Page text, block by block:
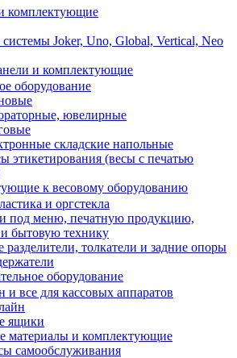
комплектующие
Joker, Uno, Global, Vertical, Neo
и комплектующие
оборудование
ювелирные
складские напольные
этикетирования (весы с печатью
к весовому оборудованию
и оргстекла
под меню, печатную продукцию,
бытовую технику
толкатели и задние опоры
оборудование
и все для кассовых аппаратов
ящики
материалы и комплектующие
самообслуживания